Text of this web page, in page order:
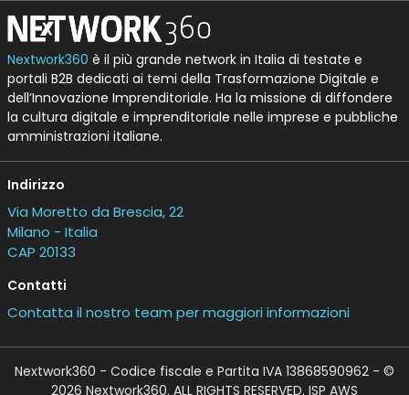
Nextwork360 è il più grande network in Italia di testate e
portali B2B dedicati ai temi della Trasformazione Digitale e
dell’Innovazione Imprenditoriale. Ha la missione di diffondere
la cultura digitale e imprenditoriale nelle imprese e pubbliche
amministrazioni italiane.
Indirizzo
Via Moretto da Brescia, 22
Milano - Italia
CAP 20133
Contatti
Contatta il nostro team per maggiori informazioni
Nextwork360 - Codice fiscale e Partita IVA 13868590962 - ©
2026 Nextwork360. ALL RIGHTS RESERVED. ISP AWS